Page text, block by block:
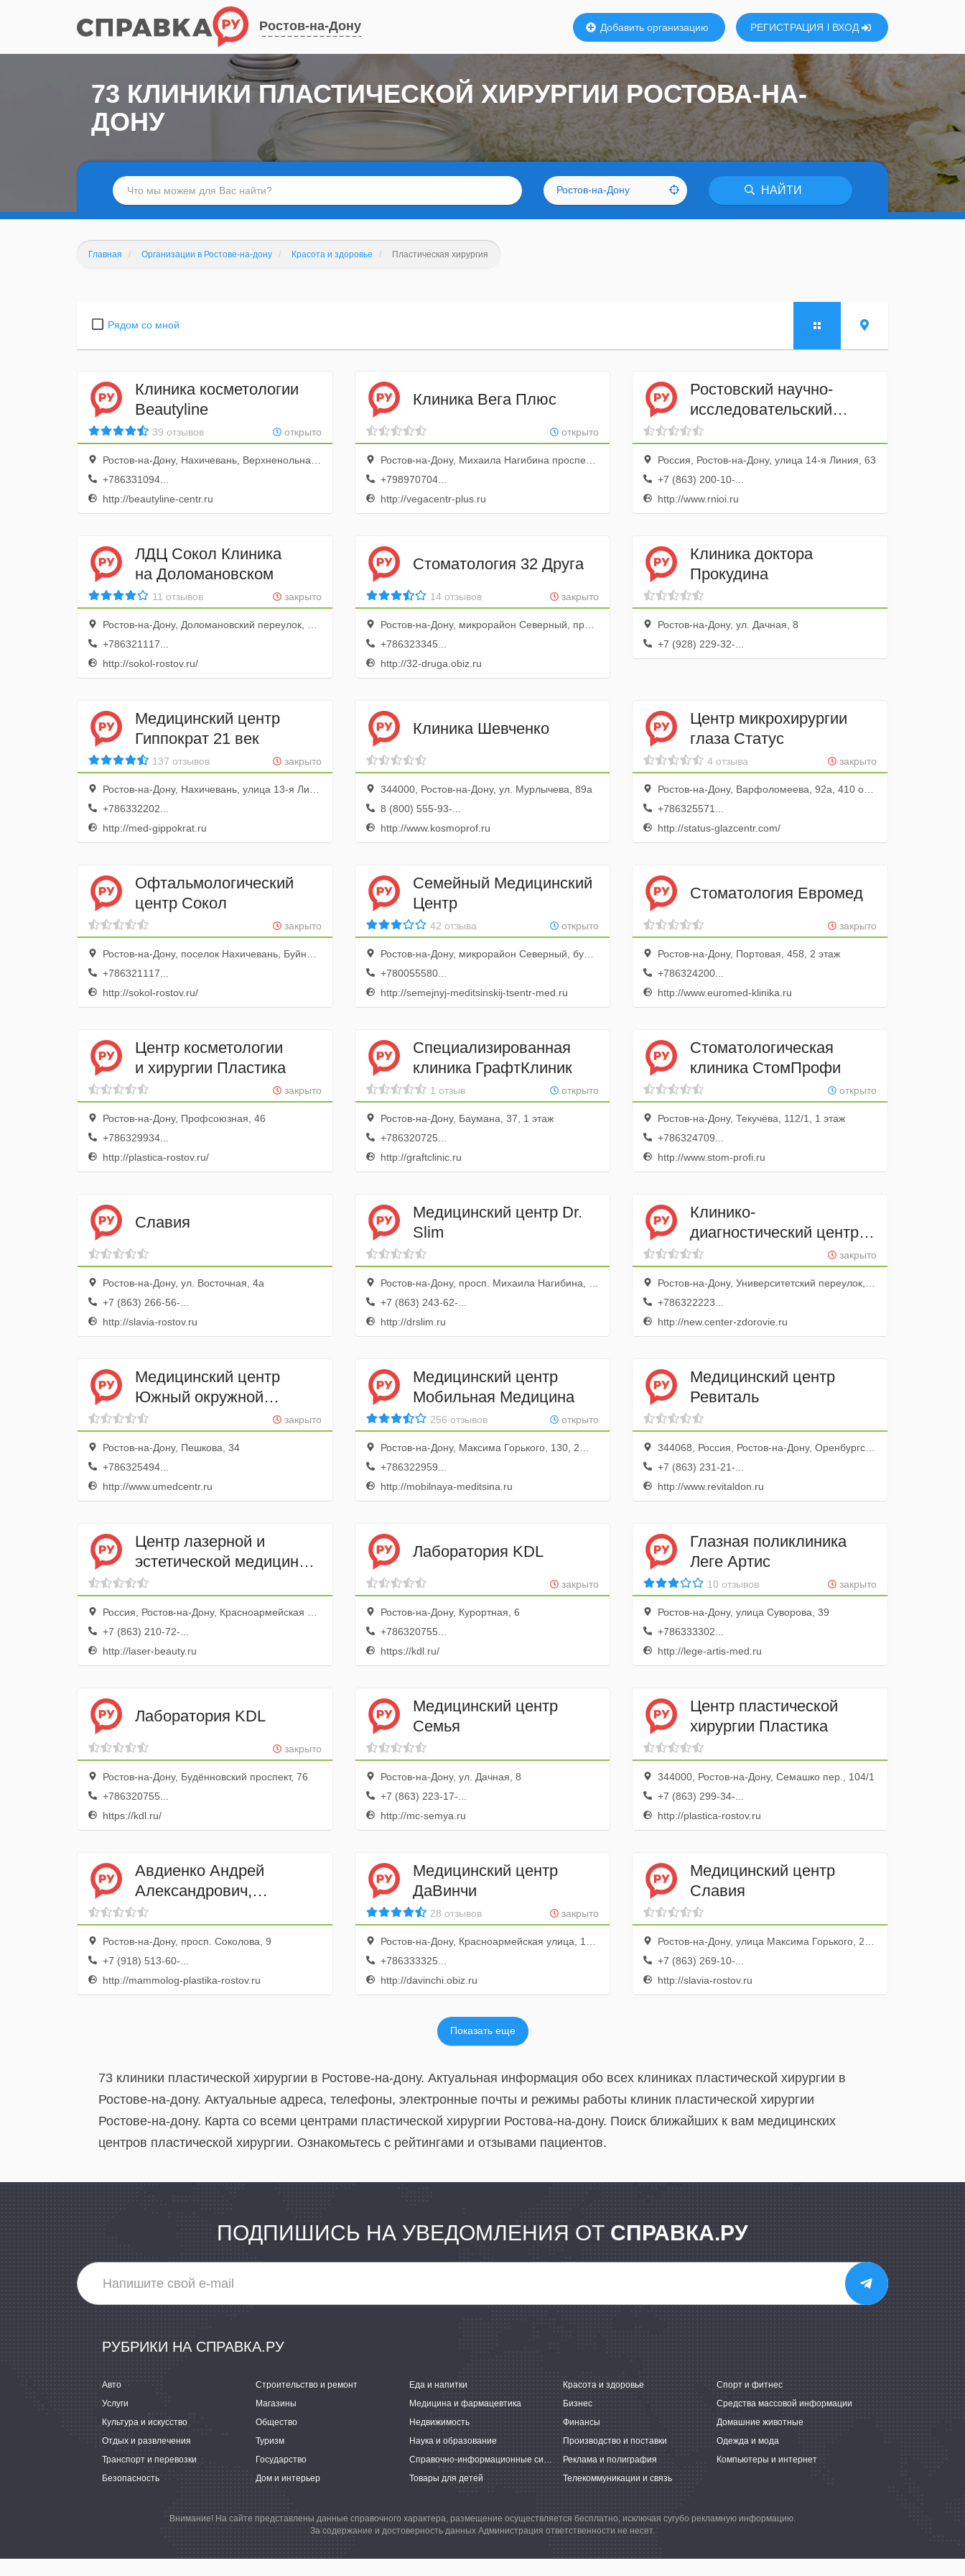
Ростов-на-Дону Добавить организацию РЕГИСТРАЦИЯ ВХОД
Ростов-на-Дону НАЙТИ
73 КЛИНИКИ ПЛАСТИЧЕСКОЙ ХИРУРГИИ РОСТОВА-НА-
ДОНУ
Главная Организации в Ростове-на-дону Красота и здоровье Пластическая хирургия
Рядом со мной
Клиника косметологии
Beautyline
открыто
39 отзывов
Ростов-на-Дону, Нахичевань, Верхненольная улица, 10, 1 этаж
+786331094...
http://beautyline-centr.ru
Клиника Вега Плюс
открыто
Ростов-на-Дону, Михаила Нагибина проспект, 33а, 1 этаж
+798970704...
http://vegacentr-plus.ru
Ростовский научно-
исследовательский
онкологический институт
Россия, Ростов-на-Дону, улица 14-я Линия, 63
+7 (863) 200-10-...
http://www.rnioi.ru
ЛДЦ Сокол Клиника
на Доломановском
закрыто
11 отзывов
Ростов-на-Дону, Доломановский переулок, 12А
+786321117...
http://sokol-rostov.ru/
Стоматология 32 Друга
закрыто
14 отзывов
Ростов-на-Дону, микрорайон Северный, проспект Королёва, 23А, 1 этаж
+786323345...
http://32-druga.obiz.ru
Клиника доктора
Прокудина
Ростов-на-Дону, ул. Дачная, 8
+7 (928) 229-32-...
Медицинский центр
Гиппократ 21 век
закрыто
137 отзывов
Ростов-на-Дону, Нахичевань, улица 13-я Линия, 8
+786332202...
http://med-gippokrat.ru
Клиника Шевченко
344000, Ростов-на-Дону, ул. Мурлычева, 89а
8 (800) 555-93-...
http://www.kosmoprof.ru
Центр микрохирургии
глаза Статус
закрыто
4 отзыва
Ростов-на-Дону, Варфоломеева, 92а, 410 офис; 4 этаж
+786325571...
http://status-glazcentr.com/
Офтальмологический
центр Сокол
закрыто
Ростов-на-Дону, поселок Нахичевань, Буйнакская улица, 2
+786321117...
http://sokol-rostov.ru/
Семейный Медицинский
Центр
открыто
42 отзыва
Ростов-на-Дону, микрорайон Северный, бульвар Комарова, 7А/16А
+780055580...
http://semejnyj-meditsinskij-tsentr-med.ru
Стоматология Евромед
закрыто
Ростов-на-Дону, Портовая, 458, 2 этаж
+786324200...
http://www.euromed-klinika.ru
Центр косметологии
и хирургии Пластика
закрыто
Ростов-на-Дону, Профсоюзная, 46
+786329934...
http://plastica-rostov.ru/
Специализированная
клиника ГрафтКлиник
открыто
1 отзыв
Ростов-на-Дону, Баумана, 37, 1 этаж
+786320725...
http://graftclinic.ru
Стоматологическая
клиника СтомПрофи
открыто
Ростов-на-Дону, Текучёва, 112/1, 1 этаж
+786324709...
http://www.stom-profi.ru
Славия
Ростов-на-Дону, ул. Восточная, 4а
+7 (863) 266-56-...
http://slavia-rostov.ru
Медицинский центр Dr.
Slim
Ростов-на-Дону, просп. Михаила Нагибина, 49
+7 (863) 243-62-...
http://drslim.ru
Клинико-
диагностический центр
Здоровье
закрыто
Ростов-на-Дону, Университетский переулок, 52, 1 этаж
+786322223...
http://new.center-zdorovie.ru
Медицинский центр
Южный окружной
медицинский центр
Федерального медико-
биологического
закрыто
Ростов-на-Дону, Пешкова, 34
+786325494...
http://www.umedcentr.ru
Медицинский центр
Мобильная Медицина
открыто
256 отзывов
Ростов-на-Дону, Максима Горького, 130, 2—3; 11—12 этаж
+786322959...
http://mobilnaya-meditsina.ru
Медицинский центр
Ревиталь
344068, Россия, Ростов-на-Дону, Оренбургский переулок, 31
+7 (863) 231-21-...
http://www.revitaldon.ru
Центр лазерной и
эстетической медицины
Лазер Бьюти
Россия, Ростов-на-Дону, Красноармейская улица, 72
+7 (863) 210-72-...
http://laser-beauty.ru
Лаборатория KDL
закрыто
Ростов-на-Дону, Курортная, 6
+786320755...
https://kdl.ru/
Глазная поликлиника
Леге Артис
закрыто
10 отзывов
Ростов-на-Дону, улица Суворова, 39
+786333302...
http://lege-artis-med.ru
Лаборатория KDL
закрыто
Ростов-на-Дону, Будённовский проспект, 76
+786320755...
https://kdl.ru/
Медицинский центр
Семья
Ростов-на-Дону, ул. Дачная, 8
+7 (863) 223-17-...
http://mc-semya.ru
Центр пластической
хирургии Пластика
344000, Ростов-на-Дону, Семашко пер., 104/1
+7 (863) 299-34-...
http://plastica-rostov.ru
Авдиенко Андрей
Александрович,
пластический хирург
Ростов-на-Дону, просп. Соколова, 9
+7 (918) 513-60-...
http://mammolog-plastika-rostov.ru
Медицинский центр
ДаВинчи
закрыто
28 отзывов
Ростов-на-Дону, Красноармейская улица, 132, 2 этаж
+786333325...
http://davinchi.obiz.ru
Медицинский центр
Славия
Ростов-на-Дону, улица Максима Горького, 226/43
+7 (863) 269-10-...
http://slavia-rostov.ru
Показать еще
73 клиники пластической хирургии в Ростове-на-дону. Актуальная информация обо всех клиниках пластической хирургии в
Ростове-на-дону. Актуальные адреса, телефоны, электронные почты и режимы работы клиник пластической хирургии
Ростове-на-дону. Карта со всеми центрами пластической хирургии Ростова-на-дону. Поиск ближайших к вам медицинских
центров пластической хирургии. Ознакомьтесь с рейтингами и отзывами пациентов.
ПОДПИШИСЬ НА УВЕДОМЛЕНИЯ ОТ СПРАВКА.РУ
РУБРИКИ НА СПРАВКА.РУ
Авто Строительство и ремонт Еда и напитки Красота и здоровье
Спорт и фитнес
Услуги
Магазины Медицина и фармацевтика Бизнес
Средства массовой информации
Культура и искусство
Общество Недвижимость Финансы
Домашние животные
Отдых и развлечения
Туризм Наука и образование Производство и поставки
Одежда и мода
Транспорт и перевозки
Государство Справочно-информационные системы Реклама и полиграфия
Компьютеры и интернет
Безопасность
Дом и интерьер Товары для детей Телекоммуникации и связь
Внимание! На сайте представлены данные справочного характера, размещение осуществляется бесплатно, исключая сугубо рекламную информацию.
За содержание и достоверность данных Администрация ответственности не несет.